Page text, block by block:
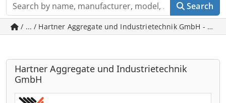
Search
/ ... / Hartner Aggregate und Industrietechnik GmbH -
Hartner Aggregate und Industrietechnik
GmbH